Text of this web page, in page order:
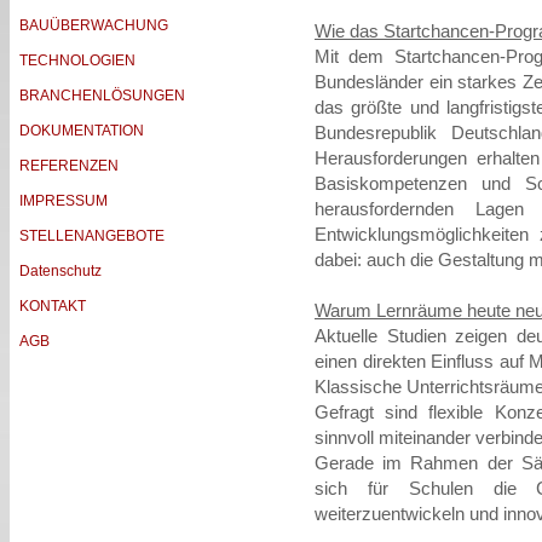
BAUÜBERWACHUNG
TECHNOLOGIEN
BRANCHENLÖSUNGEN
DOKUMENTATION
REFERENZEN
IMPRESSUM
STELLENANGEBOTE
Datenschutz
KONTAKT
AGB
Wie das Startchancen-
Mit dem Startchancen-
Bundesländer ein starkes
das größte und
Bundesrepublik
Herausforderungen
Basiskompetenzen und
herausfordernden
dabei: auch die Gestaltung
Warum Lernräume heute
Aktuelle Studien zeigen
einen direkten Einfluss auf
Klassische
Gefragt sind flexible
sinnvoll miteinander
Gerade im Rahmen der
sich für Schulen die
weiterzuentwickeln und